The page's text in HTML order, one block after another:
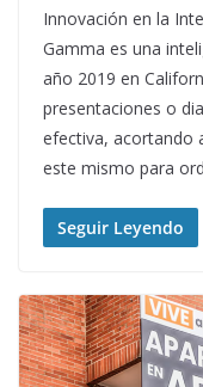
Innovación en la
Gamma es una
año 2019 en
presentaciones o
efectiva, acortando
este mismo para
Seguir Leyendo